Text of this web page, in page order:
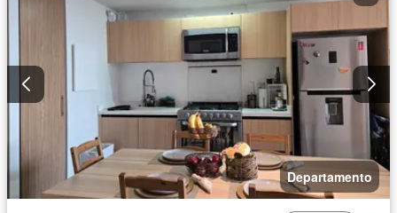
Departamento